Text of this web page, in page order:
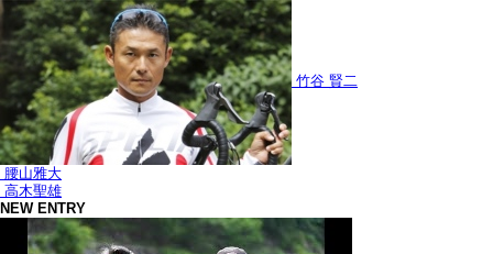
竹谷 賢二
腰山雅大
高木聖雄
NEW ENTRY